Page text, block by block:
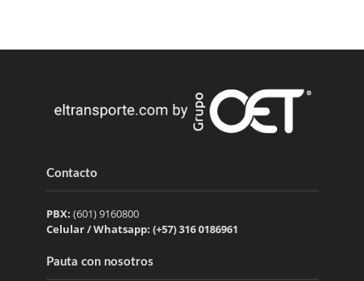
Contacto
PBX: (601) 9160800
Celular / Whatsapp: (+57) 316 0186961
Pauta con nosotros